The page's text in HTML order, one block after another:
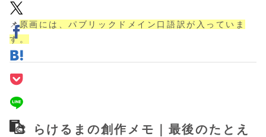
📌原画には、パブリックドメイン口語訳が入っていま
す。
🎨 らけるまの創作メモ｜最後のたとえ